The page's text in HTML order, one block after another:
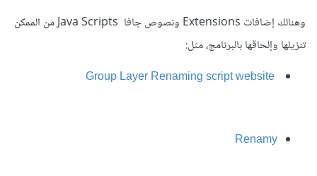
وهنالك إضافات Extensions ونصوص جافا Java Scripts من الممكن
تنزيلها وإلحاقها بالبرنامج، مثل:
Group Layer Renaming script website
Renamy